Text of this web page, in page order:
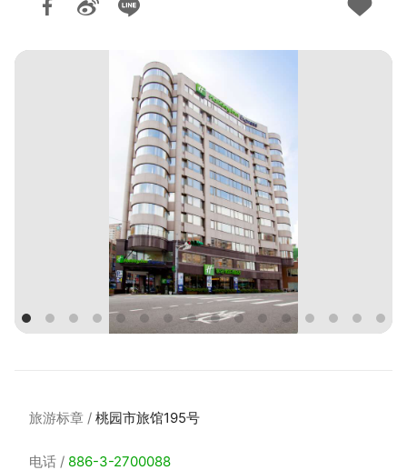
旅游标章 桃园市旅馆195号
电话 886-3-2700088